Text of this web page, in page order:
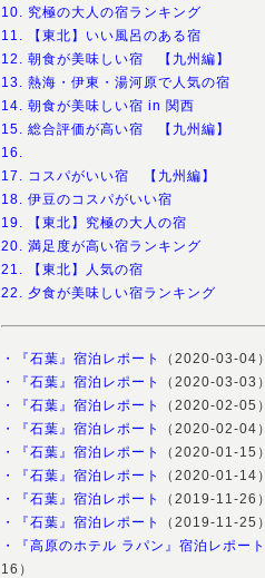
10. 究極の大人の宿ランキング
11. 【東北】いい風呂のある宿
12. 朝食が美味しい宿 【九州編】
13. 熱海・伊東・湯河原で人気の宿
14. 朝食が美味しい宿 in 関西
15. 総合評価が高い宿 【九州編】
16.
17. コスパがいい宿 【九州編】
18. 伊豆のコスパがいい宿
19. 【東北】究極の大人の宿
20. 満足度が高い宿ランキング
21. 【東北】人気の宿
22. 夕食が美味しい宿ランキング
・『石葉』宿泊レポート
（2020-03-04）
・『石葉』宿泊レポート
（2020-03-03）
・『石葉』宿泊レポート
（2020-02-05）
・『石葉』宿泊レポート
（2020-02-04）
・『石葉』宿泊レポート
（2020-01-15）
・『石葉』宿泊レポート
（2020-01-14）
・『石葉』宿泊レポート
（2019-11-26）
・『石葉』宿泊レポート
（2019-11-25）
・『高原のホテル ラパン』宿泊レポート
16）